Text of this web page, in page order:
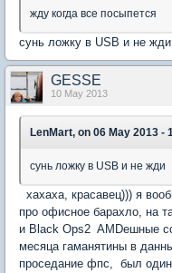
жду когда все посыпется
сунь ложку в USB и не жди
GESSE
10 May 2013
LenMart, on 06 May 2013 -
сунь ложку в USB и не жди
хахаха, красавец))) я
про офисное барахло, на
и Black Ops2 AMDешные
месяца гаманятины в
проседание фпс, был